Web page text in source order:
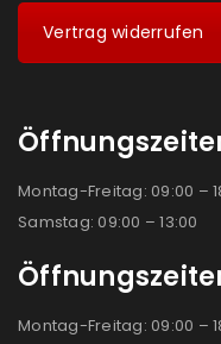
Vertrag widerrufen
Montag-Freitag: 09:00 –
Samstag: 09:00 – 13:00
Montag-Freitag: 09:00 –